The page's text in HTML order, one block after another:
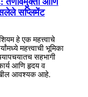
सप्लिमेंट
हे एक महत्त्वाचे
महत्त्वाची भूमिका
सहभागी
आणि हृदय व
देखील आवश्यक आहे.